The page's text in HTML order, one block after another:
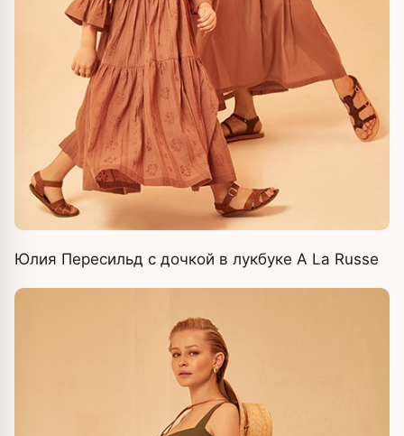
Юлия Пересильд с дочкой в лукбуке A La Russe